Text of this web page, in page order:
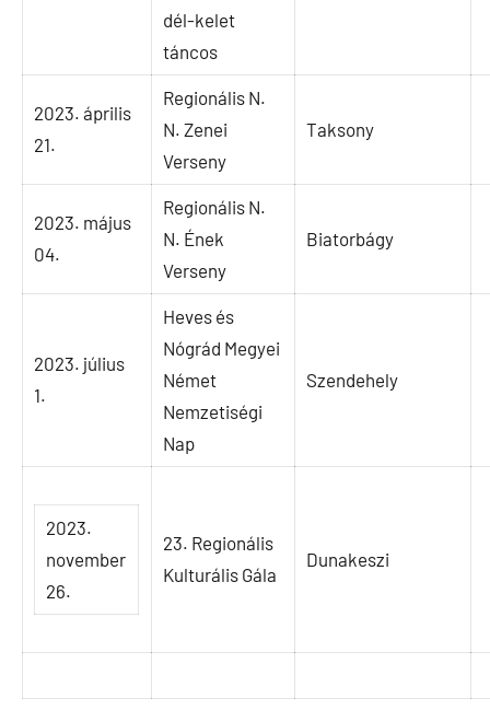
dél-kelet
táncos
2023. április
21.
Regionális N.
N. Zenei
Verseny
Taksony
2023. május
04.
Regionális N.
N. Ének
Verseny
Biatorbágy
2023. július
1.
Heves és
Nógrád Megyei
Német
Nemzetiségi
Nap
Szendehely
2023.
november
26.
23. Regionális
Kulturális Gála
Dunakeszi